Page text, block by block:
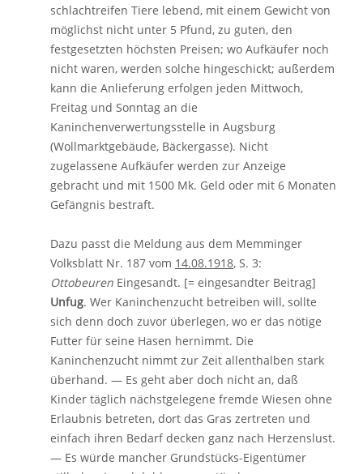
schlachtreifen Tiere lebend, mit einem Gewicht von
möglichst nicht unter 5 Pfund, zu guten, den
festgesetzten höchsten Preisen; wo Aufkäufer noch
nicht waren, werden solche hingeschickt; außerdem
kann die Anlieferung erfolgen jeden Mittwoch,
Freitag und Sonntag an die
Kaninchenverwertungsstelle in Augsburg
(Wollmarktgebäude, Bäckergasse). Nicht
zugelassene Aufkäufer werden zur Anzeige
gebracht und mit 1500 Mk. Geld oder mit 6 Monaten
Gefängnis bestraft.
Dazu passt die Meldung aus dem Memminger
Volksblatt Nr. 187 vom 14.08.1918, S. 3:
Ottobeuren Eingesandt. [= eingesandter Beitrag]
Unfug. Wer Kaninchenzucht betreiben will, sollte
sich denn doch zuvor überlegen, wo er das nötige
Futter für seine Hasen hernimmt. Die
Kaninchenzucht nimmt zur Zeit allenthalben stark
überhand. — Es geht aber doch nicht an, daß
Kinder täglich nächstgelegene fremde Wiesen ohne
Erlaubnis betreten, dort das Gras zertreten und
einfach ihren Bedarf decken ganz nach Herzenslust.
— Es würde mancher Grundstücks-Eigentümer